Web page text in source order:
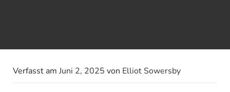
Verfasst am Juni 2, 2025 von Elliot Sowersby